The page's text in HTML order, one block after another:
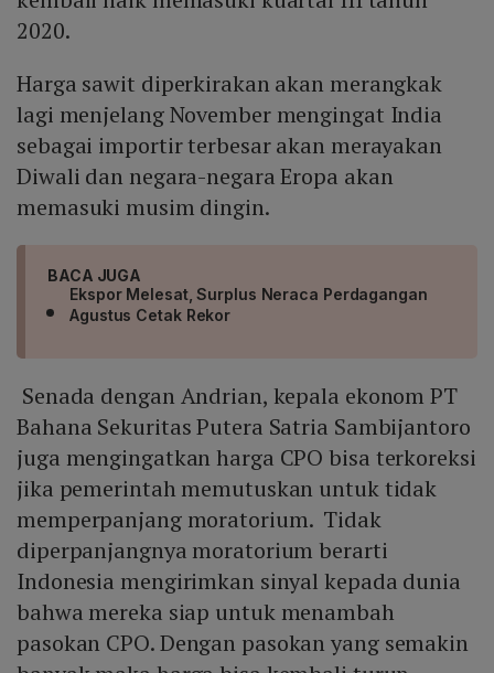
2020.
Harga sawit diperkirakan akan merangkak
lagi menjelang November mengingat India
sebagai importir terbesar akan merayakan
Diwali dan negara-negara Eropa akan
memasuki musim dingin.
BACA JUGA
Ekspor Melesat, Surplus Neraca Perdagangan
Agustus Cetak Rekor
Senada dengan Andrian, kepala ekonom PT
Bahana Sekuritas Putera Satria Sambijantoro
juga mengingatkan harga CPO bisa terkoreksi
jika pemerintah memutuskan untuk tidak
memperpanjang moratorium. Tidak
diperpanjangnya moratorium berarti
Indonesia mengirimkan sinyal kepada dunia
bahwa mereka siap untuk menambah
pasokan CPO. Dengan pasokan yang semakin